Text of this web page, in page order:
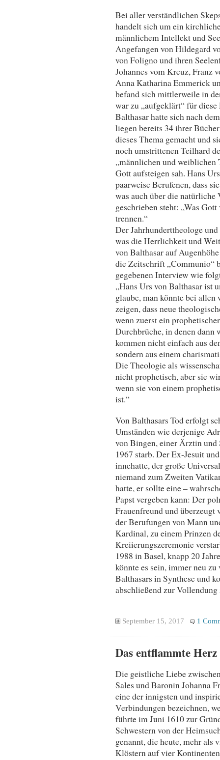
Bei aller verständlichen
handelt sich um ein
männlichem Intellekt und
Angefangen von Hildegard
von Foligno und ihren
Johannes vom Kreuz, Franz
Anna Katharina Emmerick
befand sich mittlerweile in
war zu „aufgeklärt“ für
Balthasar hatte sich nach
liegen bereits 34 ihrer
dieses Thema gemacht und
noch umstrittenen Teilhard
„männlichen und weiblichen
Gott aufsteigen sah. Hans
paarweise Berufenen, dass
was auch über die
geschrieben steht: „Was
trennen.“
Der Jahrhunderttheologe
was die Herrlichkeit und
von Balthasar auf
die Zeitschrift „Communio“
gegebenen Interview wie
„Hans Urs von Balthasar ist
glaube, man könnte bei
zeigen, dass neue
wenn zuerst ein
Durchbrüche, in denen dann
kommen nicht einfach aus
sondern aus einem
Die Theologie als
nicht prophetisch, aber sie
wenn sie von einem
ist.“
Von Balthasars Tod erfolgt
Umständen wie derjenige
von Bingen, einer Ärztin und
1967 starb. Der Ex-Jesuit
innehatte, der große
niemand zum Zweiten
hatte, er sollte eine –
Papst vergeben kann: Der
Frauenfreund und
der Berufungen von Mann
Kardinal, zu einem Prinzen
Kreiierungszeremonie
1988 in Basel, knapp 20
könnte es sein, immer neu
Balthasars in Synthese und
abschließend zur
September 15, 2017 1
Das entflammte
Die geistliche Liebe
Sales und Baronin Johanna
eine der innigsten und
Verbindungen bezeichnen,
führte im Juni 1610 zur
Schwestern von der
genannt, die heute, mehr als
Klöstern auf vier